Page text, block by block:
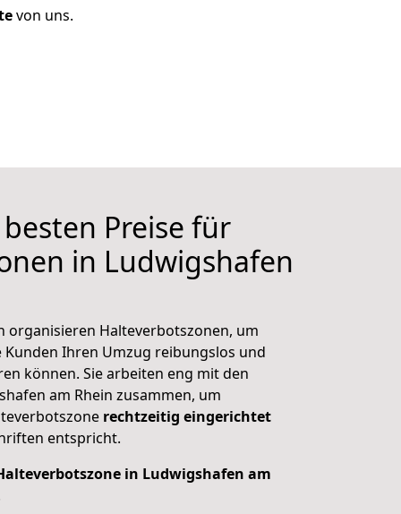
von uns.
Preise für
in Ludwigshafen
organisieren Halteverbotszonen, um
Ihren Umzug reibungslos und
können. Sie arbeiten eng mit den
am Rhein zusammen, um
rechtzeitig eingerichtet
entspricht.
in Ludwigshafen am